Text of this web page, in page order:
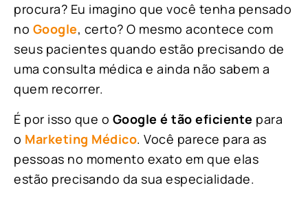
procura? Eu imagino que você tenha pensado
no Google, certo? O mesmo acontece com
seus pacientes quando estão precisando de
uma consulta médica e ainda não sabem a
quem recorrer.
É por isso que o Google é tão eficiente para
o Marketing Médico. Você parece para as
pessoas no momento exato em que elas
estão precisando da sua especialidade.